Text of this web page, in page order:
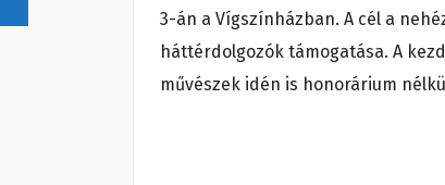
3-án a Vígszínházban. A cél a
háttérdolgozók támogatása. A
művészek idén is honorárium